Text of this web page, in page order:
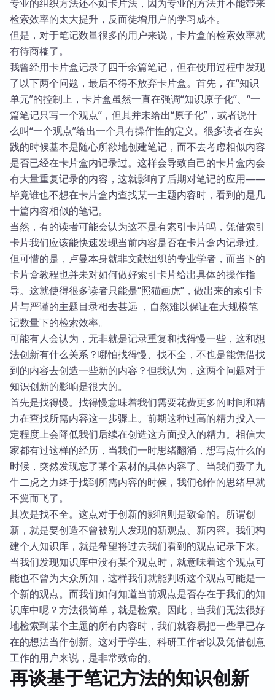
专业的组织方法还不如卡片法，因为专业的方法并不能带来
检索效率的太大提升，反而徒增用户的学习成本。
但是，对于笔记数量很多的用户来说，卡片盒的检索效率就
有待商榷了。
我曾经用卡片盒记录了四千余篇笔记，但在使用过程中发现
了以下两个问题，最后不得不放弃卡片盒。首先，在“知识
单元”的控制上，卡片盒虽然一直在强调“知识原子化”、“一
篇笔记只写一个观点”，但其并未给出“原子化”，或者说什
么叫“一个观点”给出一个具有操作性的定义。很多读者在实
践的时候基本是随心所欲地创建笔记，而不去考虑相似内容
是否已经在卡片盒内记录过。这样会导致自己的卡片盒内会
有大量重复记录的内容，这就影响了后期对笔记的应用——
毕竟谁也不想在卡片盒内查找某一主题内容时，看到的是几
十篇内容相似的笔记。
当然，有的读者可能会认为这不是有索引卡片吗，凭借索引
卡片我们应该能快速发现当前内容是否在卡片盒内记录过。
但可惜的是，卢曼本身就非文献组织的专业学者，而当下的
卡片盒教程也并未对如何做好索引卡片给出具体的操作指
导。这就使得很多读者只能是“照猫画虎”，做出来的索引卡
片与严谨的主题目录相去甚远 ，自然难以保证在大规模笔
记数量下的检索效率。
可能有人会认为，无非就是记录重复和找得慢一些，这和想
法创新有什么关系？哪怕找得慢、找不全，不也是能凭借找
到的内容去创造一些新的内容？但我认为，这两个问题对于
知识创新的影响是很大的。
首先是找得慢。找得慢意味着我们需要花费更多的时间和精
力在查找所需内容这一步骤上。前期这种过高的精力投入一
定程度上会降低我们后续在创造这方面投入的精力。相信大
家都有过这样的经历，当我们一时思绪翻涌，想写点什么的
时候，突然发现忘了某个素材的具体内容了。当我们费了九
牛二虎之力终于找到所需内容的时候，我们创作的思绪早就
不翼而飞了。
其次是找不全。这点对于创新的影响则是致命的。所谓创
新，就是要创造不曾被别人发现的新观点、新内容。我们构
建个人知识库，就是希望将过去我们看到的观点记录下来。
当我们发现知识库中没有某个观点时，就意味着这个观点可
能也不曾为大众所知，这样我们就能判断这个观点可能是一
个新的观点。而我们如何知道当前观点是否存在于我们的知
识库中呢？方法很简单，就是检索。因此，当我们无法很好
地检索到某个主题的所有内容时，我们就容易把一些早已存
在的想法当作创新。这对于学生、科研工作者以及凭借创意
工作的用户来说，是非常致命的。
再谈基于笔记方法的知识创新